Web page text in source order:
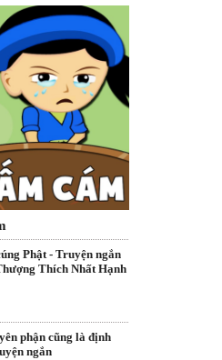
Phật - Truyện ngắn
Thích Nhất Hạnh
phận cũng là định
ngắn